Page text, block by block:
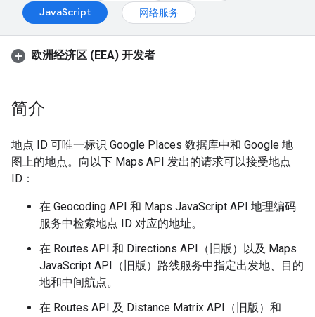
JavaScript
网络服务
欧洲经济区 (EEA) 开发者
简介
地点 ID 可唯一标识 Google Places 数据库中和 Google 地
图上的地点。向以下 Maps API 发出的请求可以接受地点
ID：
在 Geocoding API 和 Maps JavaScript API 地理编码
服务中检索地点 ID 对应的地址。
在 Routes API 和 Directions API（旧版）以及 Maps
JavaScript API（旧版）路线服务中指定出发地、目的
地和中间航点。
在 Routes API 及 Distance Matrix API（旧版）和